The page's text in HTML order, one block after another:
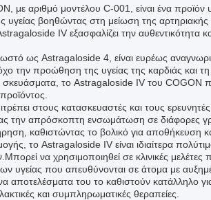
με αριθμό μοντέλου C-001, είναι ένα προϊόν
υγείας βοηθώντας στη μείωση της
IV εξασφαλίζει την αυθεντικότητα
ως Astragaloside 4, είναι ευρέως
την προώθηση της υγείας της καρδιάς και
σκευάσματα, το Astragaloside IV του COGON
στους κατασκευαστές και τους
την απρόσκοπτη ενσωμάτωση σε διάφορες
καθιστώντας το βολικό για αποθήκευση
το Astragaloside IV είναι ιδιαίτερα
να χρησιμοποιηθεί σε κλινικές μελέτες
υγείας που απευθύνονται σε άτομα με
αποτελέσματα του το καθιστούν κατάλληλο
και συμπληρωματικές θεραπείες.